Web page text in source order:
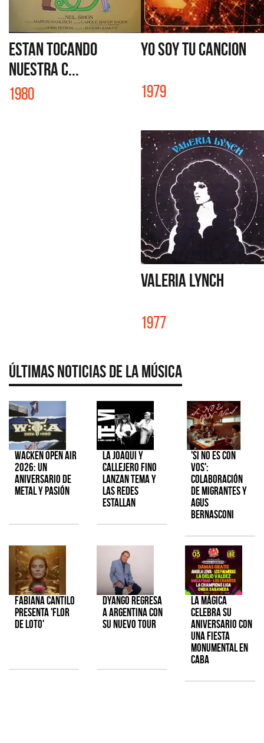
ESTAN TOCANDO
NUESTRA C...
1980
YO SOY TU CANCION
1979
VALERIA LYNCH
1977
Últimas Noticias de la Música
Wacken Open Air
2026: Un
aniversario de
metal y pasión
La Joaqui y
Callejero Fino
lanzan tema y
las redes
estallan
'Si No Es Con
Vos':
colaboración
de Migrantes y
Agus
Bernasconi
Fabiana Cantilo
presenta 'Flor
de Loto'
Dyango regresa
a Argentina con
su nuevo tour
La Mágica
celebra su
aniversario con
una fiesta
monumental en
CABA